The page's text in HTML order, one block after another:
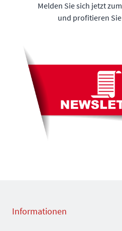
Melden Sie sich jetzt
und profitieren
Informationen